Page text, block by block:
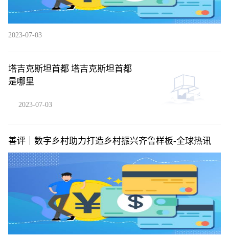
2023-07-03
塔吉克斯坦首都 塔吉克斯坦首都
是哪里
2023-07-03
善评｜数字乡村助力打造乡村振兴齐鲁样板-全球热讯